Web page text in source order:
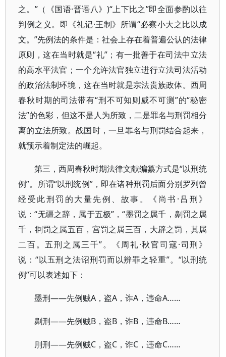
之。”（《国语·晋语八》)“上下比之”即全面参酌以往
判例之义。即《礼记·王制》所谓“必察小大之比以成
文。”先例法的条件是：社会上存在着普遍公认的法律
原则，这在当时就是“礼”；有一批善于在司法中立法
的高水平法官；一个允许法官独立进行立法司法活动
的政治法制环境，这在当时就是宗法贵族政体。西周
春秋时期的司法带有“刑不可知则威不可测”的“秘密
法”的色彩，但这不是人为所致，二是罪名与刑罚相分
离的立法所致。战国时，一旦罪名与刑罚结合起来，
就预示着制定法的崛起。
第三，西周春秋时期法律文献编纂方式是“以刑统
例”。所谓“以刑统例”，即在诸种刑罚后面分别罗列曾
经受此刑罚的大量先例、故事。《尚书·吕刑》
说：“无疆之辞，属于五极”，“墨罚之属千，劓罚之属
千，剕罚之属五百，宫罚之属三百，大辟之罚，其属
二百。五刑之属三千”。《周礼·秋官司寇·司刑》
说：“以五刑之法诏刑罚而以辨罪之轻重”。“以刑统
例”可以表述如下：
墨刑——先例贼A，盗A，诈A，违命A……
劓刑——先例贼B，盗B，诈B，违命B……
刖刑——先例贼C，盗C，诈C，违命C……